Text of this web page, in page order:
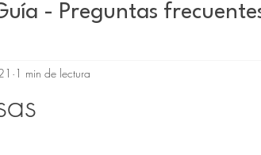
- Preguntas
Mantras medicinales
1 min de lectura